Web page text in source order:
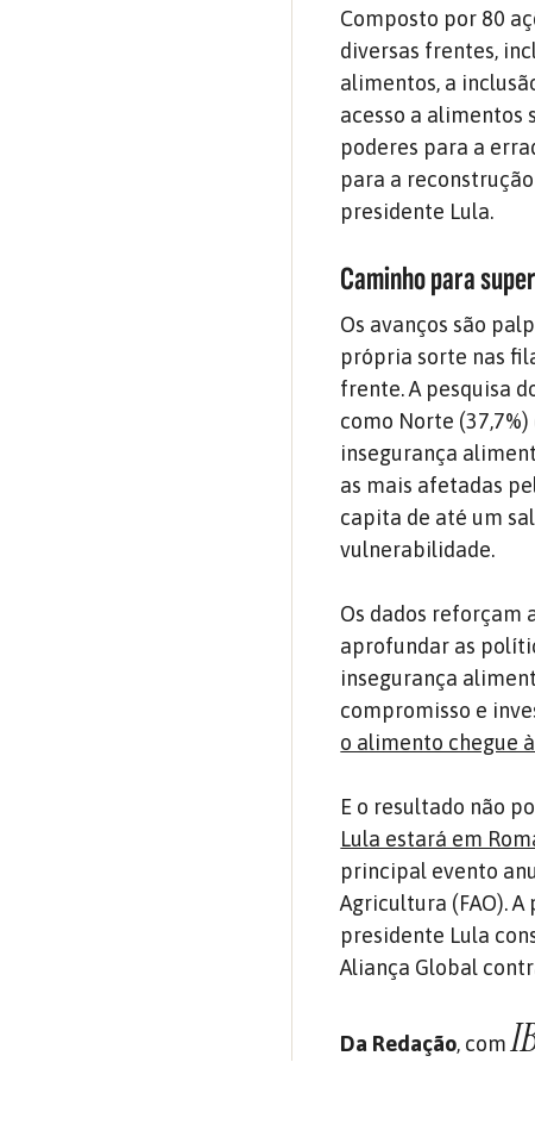
Composto por 80
diversas frentes,
alimentos, a
acesso a alimentos
poderes para a
para a
presidente Lula.
Caminho para
Os avanços são
própria sorte nas
frente. A pesquisa
como Norte
insegurança
as mais afetadas
capita de até um
vulnerabilidade.
Os dados reforçam
aprofundar as
insegurança
compromisso e
o alimento chegue
E o resultado não
Lula estará em
principal evento
Agricultura (FAO).
presidente Lula
Aliança Global
Da Redação, com